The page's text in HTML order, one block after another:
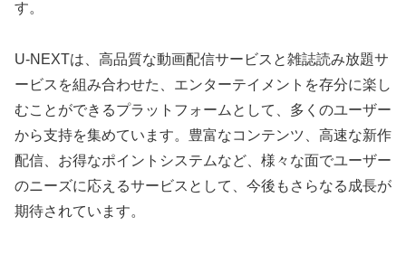
す。
U-NEXTは、高品質な動画配信サービスと雑誌読み放題サ
ービスを組み合わせた、エンターテイメントを存分に楽し
むことができるプラットフォームとして、多くのユーザー
から支持を集めています。豊富なコンテンツ、高速な新作
配信、お得なポイントシステムなど、様々な面でユーザー
のニーズに応えるサービスとして、今後もさらなる成長が
期待されています。